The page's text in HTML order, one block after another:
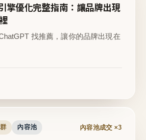
擎優化完整指南：讓品牌出現
找推薦，讓你的品牌出現在
內容池 內容池成交 ×3